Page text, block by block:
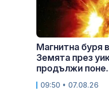
Магнитна буря
Земята през
продължи
09:50 • 07.08.26